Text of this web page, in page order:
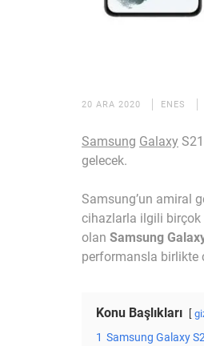
20 ARA 2020 ENES
Samsung Galaxy
gelecek.
Samsung’un amiral
cihazlarla ilgili birçok
olan Samsung
performansla birlikte
Konu Başlıkları
1 Samsung Galaxy